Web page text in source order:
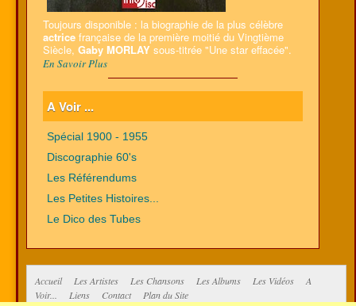
Toujours disponible : la biographie de la plus célèbre
actrice française de la première moitié du Vingtième
Siècle, Gaby MORLAY sous-titrée "Une star effacée".
En Savoir Plus
A Voir ...
Spécial 1900 - 1955
Discographie 60's
Les Référendums
Les Petites Histoires...
Le Dico des Tubes
Accueil Les Artistes Les Chansons Les Albums Les Vidéos
A
Voir...
Liens Contact Plan du Site